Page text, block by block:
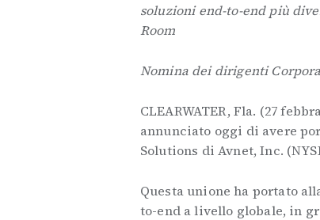
soluzioni end-to-end più
Room
Nomina dei dirigenti
CLEARWATER, Fla. (27
annunciato oggi di avere
Solutions di Avnet, Inc.
Questa unione ha portato
to-end a livello globale, in